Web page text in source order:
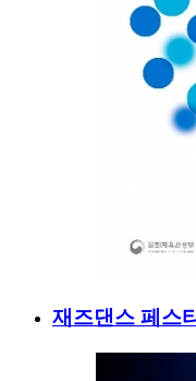
재즈댄스 페스